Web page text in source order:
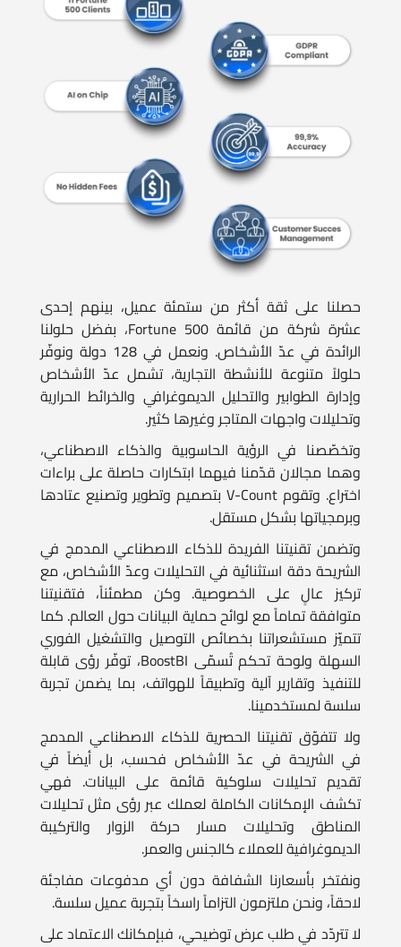
حصلنا على ثقة أكثر من ستمئة عميل، بينهم إحدى
الرائدة في عدّ الأشخاص. ونعمل في 128 دولة ونوفّر
حلولاً متنوعة للأنشطة التجارية، تشمل عدّ الأشخاص
وإدارة الطوابير والتحليل الديموغرافي والخرائط الحرارية
وتحليلات واجهات المتاجر وغيرها كثير.
وتخصّصنا في الرؤية الحاسوبية والذكاء الاصطناعي،
وهما مجالان قدّمنا فيهما ابتكارات حاصلة على براءات
اختراع. وتقوم V-Count بتصميم وتطوير وتصنيع عتادها
وبرمجياتها بشكل مستقل.
وتضمن تقنيتنا الفريدة للذكاء الاصطناعي المدمج في
الشريحة دقة استثنائية في التحليلات وعدّ الأشخاص، مع
تركيز عالٍ على الخصوصية. وكن مطمئناً، فتقنيتنا
متوافقة تماماً مع لوائح حماية البيانات حول العالم. كما
تتميّز مستشعراتنا بخصائص التوصيل والتشغيل الفوري
السهلة ولوحة تحكم تُسمّى BoostBI، توفّر رؤى قابلة
للتنفيذ وتقارير آلية وتطبيقاً للهواتف، بما يضمن تجربة
سلسة لمستخدمينا.
ولا تتفوّق تقنيتنا الحصرية للذكاء الاصطناعي المدمج
في الشريحة في عدّ الأشخاص فحسب، بل أيضاً في
تقديم تحليلات سلوكية قائمة على البيانات. فهي
تكشف الإمكانات الكاملة لعملك عبر رؤى مثل تحليلات
المناطق وتحليلات مسار حركة الزوار والتركيبة
الديموغرافية للعملاء كالجنس والعمر.
ونفتخر بأسعارنا الشفافة دون أي مدفوعات مفاجئة
لاحقاً، ونحن ملتزمون التزاماً راسخاً بتجربة عميل سلسة.
لا تتردّد في طلب عرض توضيحي، فبإمكانك الاعتماد على
V-Count في تحليلات الأشخاص!